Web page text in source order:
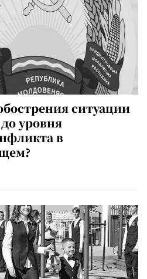
ситуации
уровня
в